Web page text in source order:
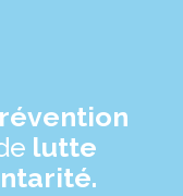
lutte